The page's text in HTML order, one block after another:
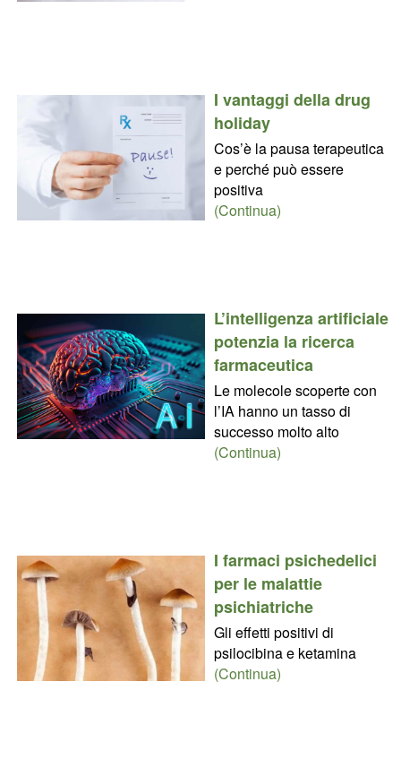
I vantaggi della drug
holiday
Cos’è la pausa terapeutica
e perché può essere
positiva
(Continua)
L’intelligenza artificiale
potenzia la ricerca
farmaceutica
Le molecole scoperte con
l’IA hanno un tasso di
successo molto alto
(Continua)
I farmaci psichedelici
per le malattie
psichiatriche
Gli effetti positivi di
psilocibina e ketamina
(Continua)